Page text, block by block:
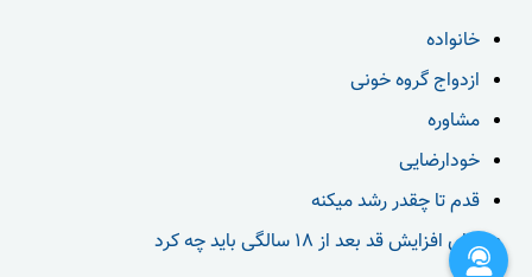
خانواده
ازدواج گروه خونی
مشاوره
خودارضایی
قدم تا چقدر رشد میکنه
برای افزایش قد بعد از 18 سالگی باید چه کرد